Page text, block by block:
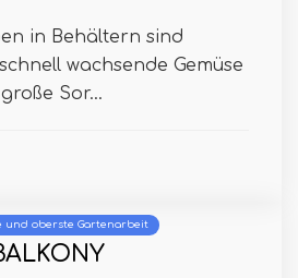
in Behältern sind
wachsende Gemüse
Sor...
und oberste Gartenarbeit